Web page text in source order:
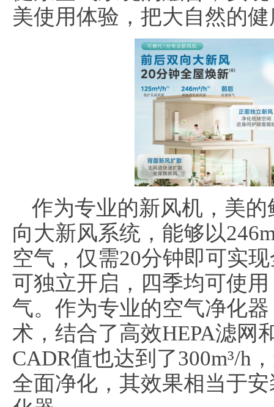
美使用体验，把大自然的
作为专业的新风机，美
向大新风系统，能够以
空气，仅需20分钟即可实
可独立开启，四季均可使
气。作为专业的空气净化
术，结合了高效HEPA滤网
CADR值也达到了300m³/h
全面净化，其效果相当于